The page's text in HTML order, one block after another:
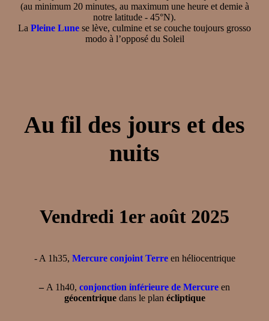
(au minimum 20 minutes, au maximum une heure et demie à
notre latitude - 45°N).
La Pleine Lune se lève, culmine et se couche toujours grosso
modo à l’opposé du Soleil
Au fil des jours et des
nuits
Vendredi 1er août 2025
- A 1h35, Mercure conjoint Terreen héliocentrique
– A 1h40, conjonction inférieure de Mercure en
géocentriquedans le plan écliptique